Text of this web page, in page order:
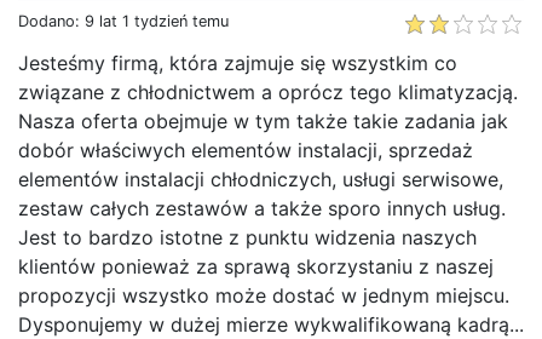
Dodano: 9 lat 1 tydzień temu
Jesteśmy firmą, która zajmuje się wszystkim co
związane z chłodnictwem a oprócz tego klimatyzacją.
Nasza oferta obejmuje w tym także takie zadania jak
dobór właściwych elementów instalacji, sprzedaż
elementów instalacji chłodniczych, usługi serwisowe,
zestaw całych zestawów a także sporo innych usług.
Jest to bardzo istotne z punktu widzenia naszych
klientów ponieważ za sprawą skorzystaniu z naszej
propozycji wszystko może dostać w jednym miejscu.
Dysponujemy w dużej mierze wykwalifikowaną kadrą...